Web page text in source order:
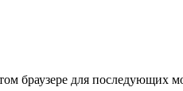
браузере для последующих